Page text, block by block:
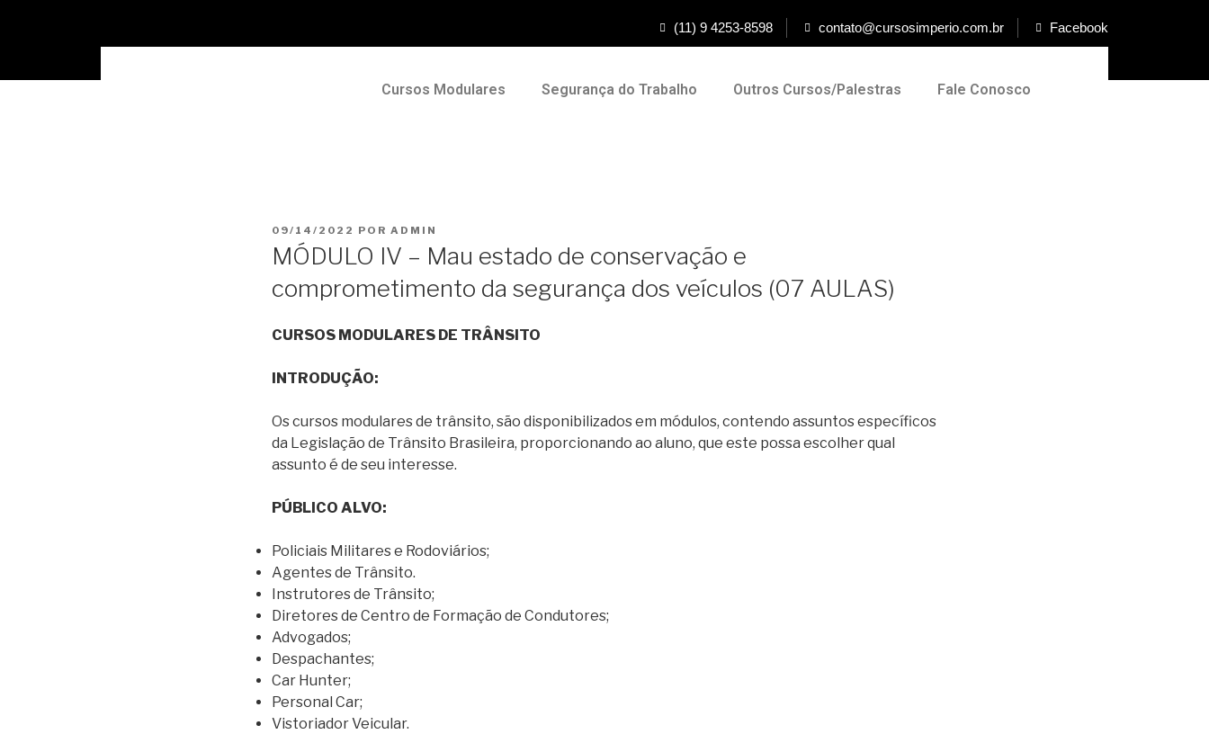
(11) 9 4253-8598 contato@cursosimperio.com.br Facebook
Cursos Modulares Segurança do Trabalho Outros Cursos/Palestras Fale Conosco
09/14/2022 POR ADMIN
MÓDULO IV – Mau estado de conservação e
comprometimento da segurança dos veículos (07 AULAS)
CURSOS MODULARES DE TRÂNSITO
INTRODUÇÃO:
Os cursos modulares de trânsito, são disponibilizados em módulos, contendo assuntos específicos
da Legislação de Trânsito Brasileira, proporcionando ao aluno, que este possa escolher qual
assunto é de seu interesse.
PÚBLICO ALVO:
Policiais Militares e Rodoviários;
Agentes de Trânsito.
Instrutores de Trânsito;
Diretores de Centro de Formação de Condutores;
Advogados;
Despachantes;
Car Hunter;
Personal Car;
Vistoriador Veicular.